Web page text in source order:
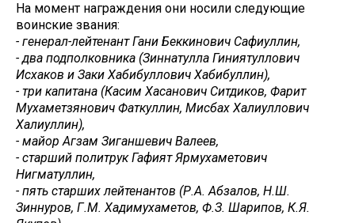
На момент награждения они носили следующие
воинские звания:
- генерал-лейтенант Гани Беккинович Сафиуллин,
- два подполковника (Зиннатулла Гиниятуллович
Исхаков и Заки Хабибуллович Хабибуллин),
- три капитана (Касим Хасанович Ситдиков, Фарит
Мухаметзянович Фаткуллин, Мисбах Халиуллович
Халиуллин),
- майор Агзам Зиганшевич Валеев,
- старший политрук Гафият Ярмухаметович
Нигматуллин,
- пять старших лейтенантов (Р.А. Абзалов, Н.Ш.
Зиннуров, Г.М. Хадимухаметов, Ф.З. Шарипов, К.Я.